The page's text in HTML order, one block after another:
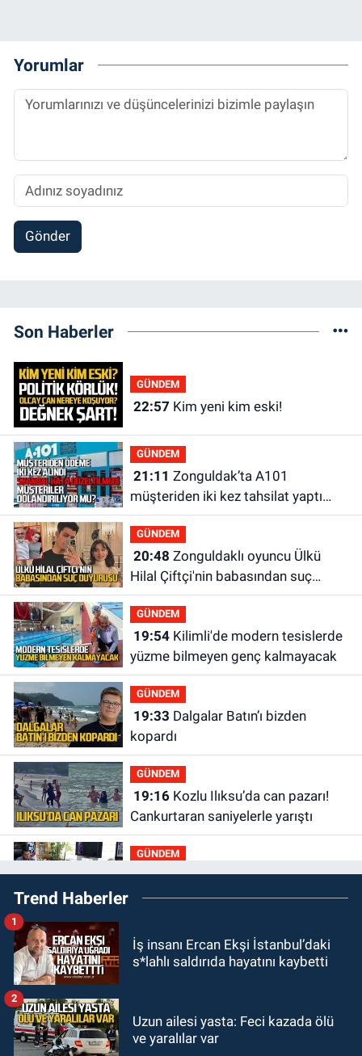
Yorumlar
Gönder
Son Haberler
GÜNDEM
22:57 Kim yeni kim eski!
GÜNDEM
21:11
müşteriden iki kez tahsilat yaptı
geri ödemiyor!
GÜNDEM
20:48
Hilal Çiftçi'nin babasından suç
duyurusu
GÜNDEM
19:54Kilimli'de modern tesislerde
yüzme bilmeyen genç kalmayacak
GÜNDEM
19:33
kopardı
GÜNDEM
19:16Kozlu Ilıksu’da can pazarı!
Cankurtaran saniyelerle yarıştı
GÜNDEM
19:01Çaycumalılar Derneği
Başkanı Savaş Çiloğlu GMİS
17:45Kozlu Belediyespor, Tezcan
Gökmen'i kadrosuna kattı
17:39Şampiyondan GMİS'e
Trend Haberler
İş insanı Ercan Ekşi İstanbul’daki
s*lahlı saldırıda hayatını kaybetti
1
Uzun ailesi yasta: Feci kazada ölü
ve yaralılar var
2